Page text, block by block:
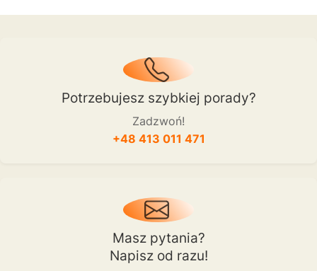
Potrzebujesz szybkiej porady?
Zadzwoń!
+48 413 011 471
Masz pytania?
Napisz od razu!